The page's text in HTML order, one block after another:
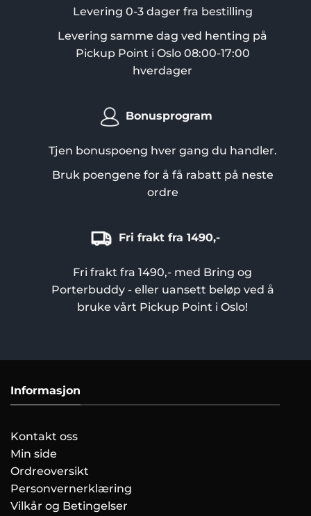
velges
produktsiden
Levering 0-3 dager fra bestilling
Levering samme dag ved henting på
Pickup Point i Oslo 08:00-17:00
hverdager
Bonusprogram
Tjen bonuspoeng hver gang du handler.
Bruk poengene for å få rabatt på neste
ordre
Fri frakt fra 1490,-
Fri frakt fra 1490,- med Bring og
Porterbuddy - eller uansett beløp ved å
bruke vårt Pickup Point i Oslo!
Informasjon
Kontakt oss
Min side
Ordreoversikt
Personvernerklæring
Vilkår og Betingelser